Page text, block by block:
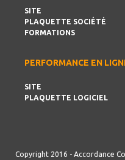
SITE
PLAQUETTE SOCIÉTÉ
FORMATIONS
PERFORMANCE EN
SITE
PLAQUETTE LOGICIEL
Copyright 2016 - Accordance